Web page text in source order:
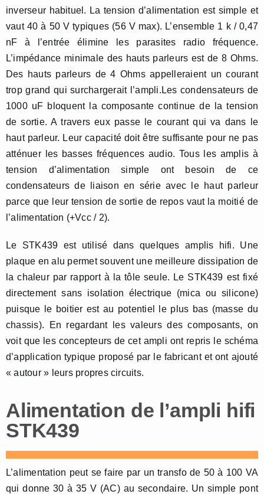
inverseur habituel. La tension d’alimentation est simple et
vaut 40 à 50 V typiques (56 V max). L’ensemble 1 k / 0,47
nF à l’entrée élimine les parasites radio fréquence.
L’impédance minimale des hauts parleurs est de 8 Ohms.
Des hauts parleurs de 4 Ohms appelleraient un courant
trop grand qui surchargerait l’ampli.Les condensateurs de
1000 uF bloquent la composante continue de la tension
de sortie. A travers eux passe le courant qui va dans le
haut parleur. Leur capacité doit être suffisante pour ne pas
atténuer les basses fréquences audio. Tous les amplis à
tension d’alimentation simple ont besoin de ce
condensateurs de liaison en série avec le haut parleur
parce que leur tension de sortie de repos vaut la moitié de
l’alimentation (+Vcc / 2).
Le STK439 est utilisé dans quelques amplis hifi. Une
plaque en alu permet souvent une meilleure dissipation de
la chaleur par rapport à la tôle seule. Le STK439 est fixé
directement sans isolation électrique (mica ou silicone)
puisque le boitier est au potentiel le plus bas (masse du
chassis). En regardant les valeurs des composants, on
voit que les concepteurs de cet ampli ont repris le schéma
d’application typique proposé par le fabricant et ont ajouté
« autour » leurs propres circuits.
Alimentation de l’ampli hifi
STK439
L’alimentation peut se faire par un transfo de 50 à 100 VA
qui donne 30 à 35 V (AC) au secondaire. Un simple pont